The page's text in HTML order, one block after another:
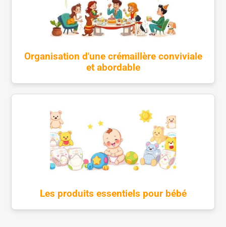
Organisation d'une crémaillère conviviale
et abordable
Les produits essentiels pour bébé